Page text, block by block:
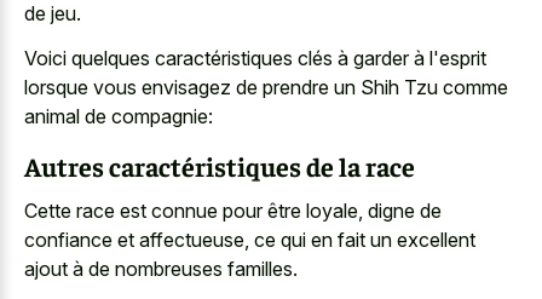
de jeu.
Voici quelques caractéristiques clés à garder à l'esprit
lorsque vous envisagez de prendre un Shih Tzu comme
animal de compagnie:
Autres caractéristiques de la race
Cette race est connue pour être loyale, digne de
confiance et affectueuse, ce qui en fait un excellent
ajout à de nombreuses familles.